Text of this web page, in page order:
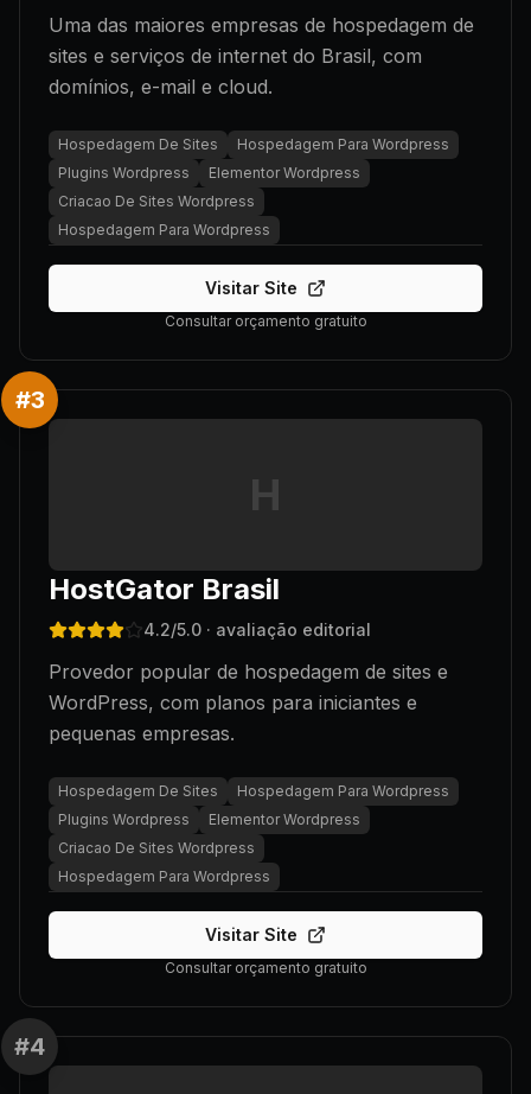
Uma das maiores empresas de hospedagem de
sites e serviços de internet do Brasil, com
domínios, e-mail e cloud.
Hospedagem De Sites
Hospedagem Para Wordpress
Plugins Wordpress
Elementor Wordpress
Criacao De Sites Wordpress
Hospedagem Para Wordpress
Visitar Site
Consultar orçamento gratuito
#3
H
HostGator Brasil
4.2/5.0 · avaliação editorial
Provedor popular de hospedagem de sites e
WordPress, com planos para iniciantes e
pequenas empresas.
Hospedagem De Sites
Hospedagem Para Wordpress
Plugins Wordpress
Elementor Wordpress
Criacao De Sites Wordpress
Hospedagem Para Wordpress
Visitar Site
Consultar orçamento gratuito
#4